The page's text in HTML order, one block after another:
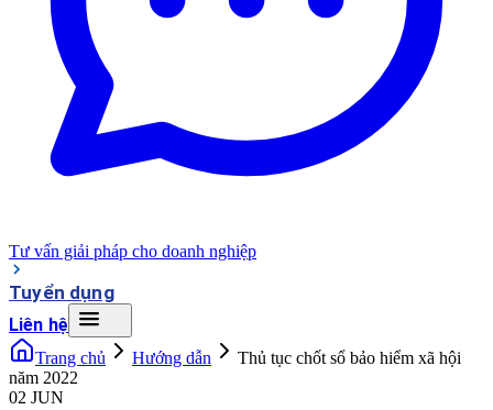
Tư vấn giải pháp cho doanh nghiệp
Tuyển dụng
Liên hệ
Trang chủ Hướng dẫn
Thủ tục chốt sổ bảo hiểm xã hội
năm 2022
02 JUN